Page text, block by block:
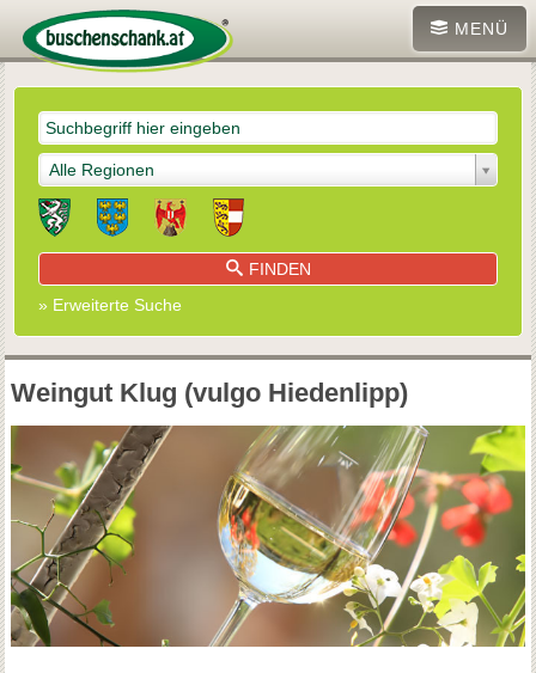
MENÜ
Alle Regionen
FINDEN
» Erweiterte Suche
Weingut Klug (vulgo Hiedenlipp)